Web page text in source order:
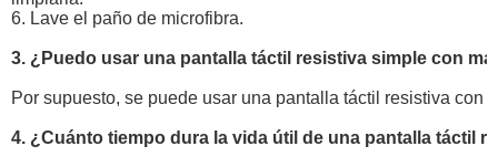
6. Lave el paño de microfibra.
3. ¿Puedo usar una pantalla táctil resistiva simple con
Por supuesto, se puede usar una pantalla táctil resistiva con
4. ¿Cuánto tiempo dura la vida útil de una pantalla táctil